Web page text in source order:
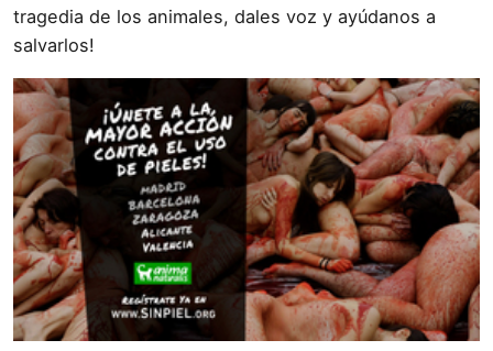
tragedia de los animales, dales voz y ayúdanos a
salvarlos!